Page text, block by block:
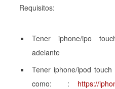
Requisitos:
Tener iphone/ipo
adelante
Tener iphone/ipod
como: : https://